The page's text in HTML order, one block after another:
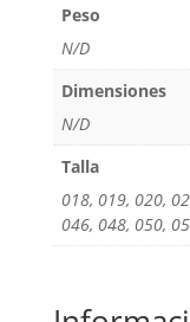
Peso
N/D
Dimensiones
N/D
Talla
018, 019, 020,
046, 048, 050,